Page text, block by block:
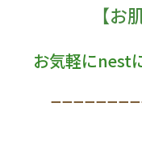
【お
お気軽にnest
ーーーーーーー